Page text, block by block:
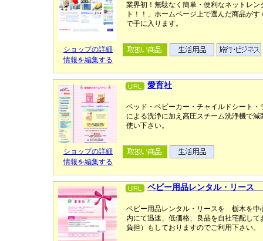
業界初！無駄なく簡単・便利なネットレ
ト！！」ホームページ上で選んだ商品が
で手に入ります。
ショップの詳細
情報を編集する
愛育社
ベッド・ベビーカー・チャイルドシート
による洗浄に加え高圧スチーム洗浄機で
使い下さい。
ショップの詳細
情報を編集する
ベビー用品レンタル・リース
ベビー用品レンタル・リースを 栃木を中
内にて迅速、低価格、良品を自社宅配し
負担）もしておりますのでご利用下さい。